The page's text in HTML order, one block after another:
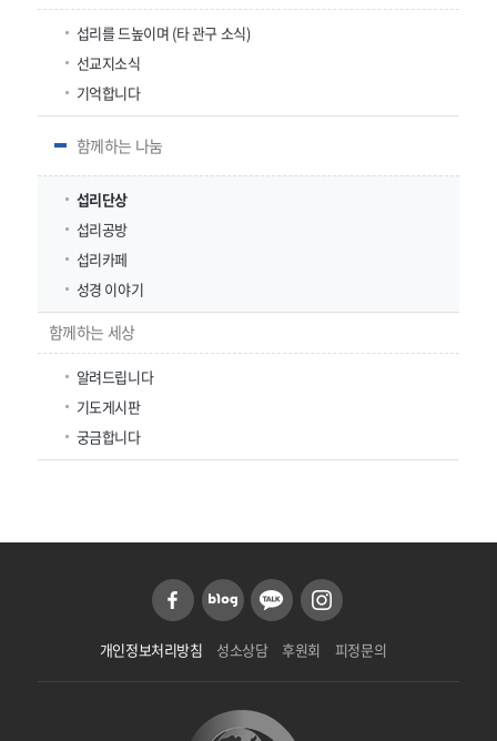
섭리를 드높이며 (타 관구 소식)
선교지소식
기억합니다
함께하는 나눔
섭리단상
섭리공방
섭리카페
성경 이야기
함께하는 세상
알려드립니다
기도게시판
궁금합니다
개인정보처리방침 성소상담 후원회 피정문의